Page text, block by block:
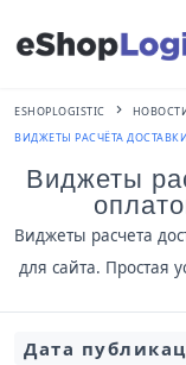
ESHOPLOGISTIC
ВИДЖЕТЫ РАСЧЁТА
Виджеты
Виджеты расчета
для сайта. Простая
Дата